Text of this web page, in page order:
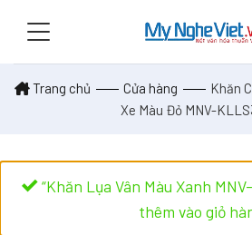
Trang chủ Cửa hàng
Khăn
Xe Màu Đỏ MNV-
“Khăn Lụa Vân Màu Xanh
thêm vào giỏ